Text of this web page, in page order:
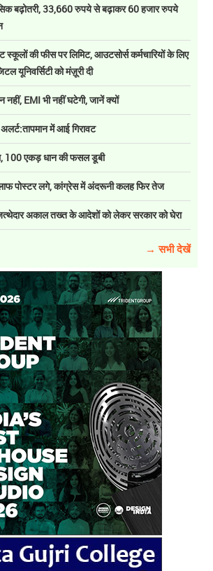
बढ़ोतरी, 33,660 रुपये से बढ़ाकर 60 हजार रुपये
स्कूलों की फीस पर लिमिट, आउटसोर्स कर्मचारियों के लिए
यूनिवर्सिटी को मंज़ूरी दी
EMI भी नहीं घटेगी, जानें क्यों
में आई गिरावट
100 एकड़ धान की फसल डूबी
पोस्टर लगे, कांग्रेस में अंदरूनी कलह फिर तेज
अकाल तख्त के आदेशों को लेकर सरकार को घेरा
→ सभी देखें